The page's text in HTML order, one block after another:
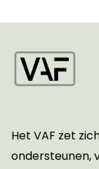
Het VAF zet
ondersteunen,